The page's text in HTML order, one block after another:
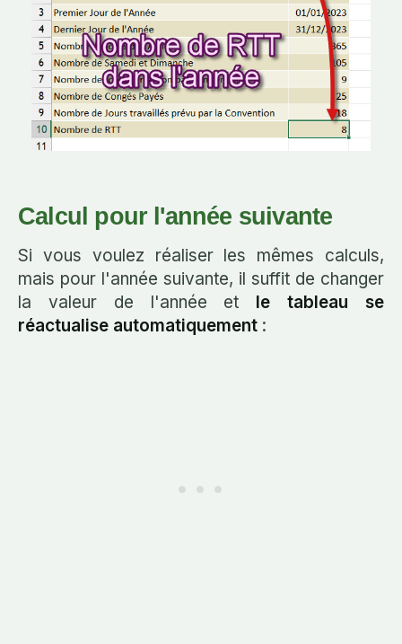
Calcul pour l'année suivante
Si vous voulez réaliser les mêmes calculs,
mais pour l'année suivante, il suffit de changer
la valeur de l'année et le tableau se
réactualise automatiquement :